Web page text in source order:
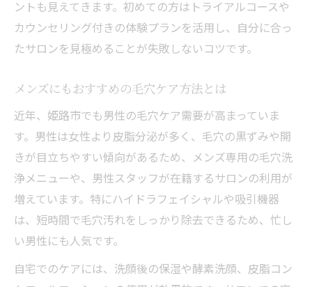
ントも見えてきます。初めての方はトライアルコースや
カウンセリング付きの体験プランを活用し、自分に合っ
たサロンを見極めることが失敗しないコツです。
メンズにもおすすめの毛穴ケア方法とは
近年、姫路市でも男性の毛穴ケア需要が高まっていま
す。男性は女性より皮脂分泌が多く、毛穴の黒ずみや開
きが目立ちやすい傾向があるため、メンズ専用の毛穴洗
浄メニューや、男性スタッフが在籍するサロンの利用が
増えています。特にハイドラフェイシャルや吸引機器
は、短時間で毛穴汚れをしっかり除去できるため、忙し
い男性にも人気です。
自宅でのケアには、洗顔後の保湿や酵素洗顔、皮脂コン